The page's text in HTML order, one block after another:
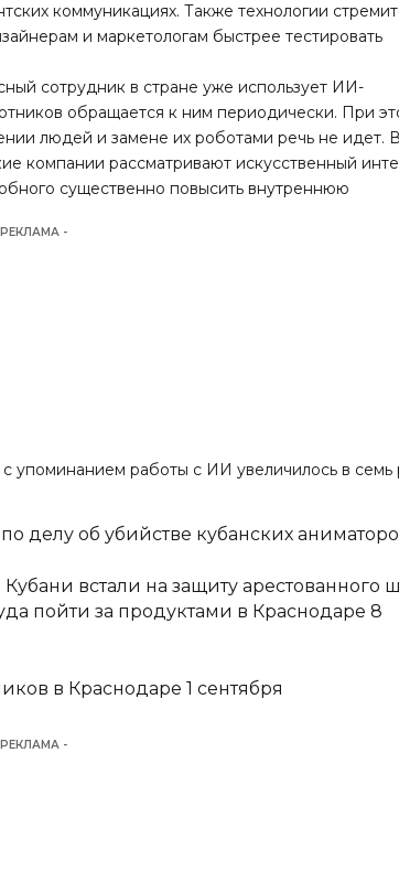
коммуникациях. Также технологии
и маркетологам быстрее тестировать
сотрудник в стране уже использует ИИ-
обращается к ним периодически. При
людей и замене их роботами речь не идет. В
компании рассматривают искусственный
существенно повысить внутреннюю
РЕКЛАМА -
с упоминанием работы с ИИувеличилось в семь
делу об убийстве кубанских
встали на защиту арестованного
пойти за продуктами в Краснодаре 8
в Краснодаре 1 сентября
РЕКЛАМА -